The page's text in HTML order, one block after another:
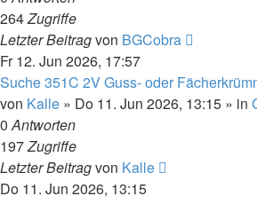
264Zugriffe
Letzter Beitragvon BGCobra
Fr 12. Jun 2026, 17:57
Suche 351C 2V Guss- oder
von Kalle » Do 11. Jun 2026, 13:15 » in
0Antworten
197Zugriffe
Letzter Beitragvon Kalle
Do 11. Jun 2026, 13:15